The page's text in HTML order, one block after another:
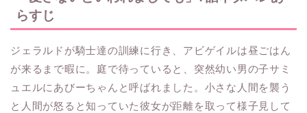
らすじ
ジェラルドが騎士達の訓練に行き、アビゲイルは昼ごはん
が来るまで暇に。庭で待っていると、突然幼い男の子サミ
ュエルにあびーちゃんと呼ばれました。小さな人間を襲う
と人間が怒ると知っていた彼女が距離を取って様子見して